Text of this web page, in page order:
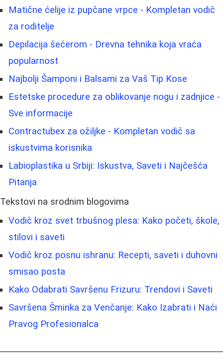
Matične ćelije iz pupčane vrpce - Kompletan vodič
za roditelje
Depilacija šećerom - Drevna tehnika koja vraća
popularnost
Najbolji Šamponi i Balsami za Vaš Tip Kose
Estetske procedure za oblikovanje nogu i zadnjice -
Sve informacije
Contractubex za ožiljke - Kompletan vodič sa
iskustvima korisnika
Labioplastika u Srbiji: Iskustva, Saveti i Najčešća
Pitanja
Tekstovi na srodnim blogovima
Vodič kroz svet trbušnog plesa: Kako početi, škole,
stilovi i saveti
Vodič kroz posnu ishranu: Recepti, saveti i duhovni
smisao posta
Kako Odabrati Savršenu Frizuru: Trendovi i Saveti
Savršena Šminka za Venčanje: Kako Izabrati i Naći
Pravog Profesionalca